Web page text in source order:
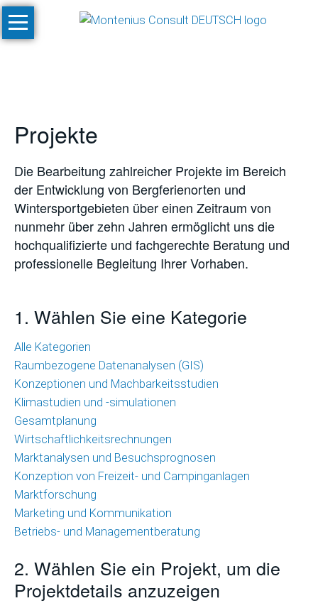
Navigation
überspringen
Start
Machbarkeitsstudien
und
-
simulationen
SnowPlan™
Gesamtplanung
Skigebietsprojekten
Wirtschaftlichkeitsrechnungen
Marktanalysen
und
Besuchsprognosen
Marktforschung
Marketing
und
Kommunikation
Betriebs-
Managementberatung
Raumbezogene
Projekte
Die Bearbeitung zahlreicher Projekte im Bereich
der Entwicklung von Bergferienorten und
Wintersportgebieten über einen Zeitraum von
nunmehr über zehn Jahren ermöglicht uns die
hochqualifizierte und fachgerechte Beratung und
professionelle Begleitung Ihrer Vorhaben.
1. Wählen Sie eine Kategorie
Alle Kategorien
Raumbezogene Datenanalysen (GIS)
Konzeptionen und Machbarkeitsstudien
Klimastudien und -simulationen
Gesamtplanung
Wirtschaftlichkeitsrechnungen
Marktanalysen und Besuchsprognosen
Konzeption von Freizeit- und Campinganlagen
Marktforschung
Marketing und Kommunikation
Betriebs- und Managementberatung
2. Wählen Sie ein Projekt, um die
Projektdetails anzuzeigen